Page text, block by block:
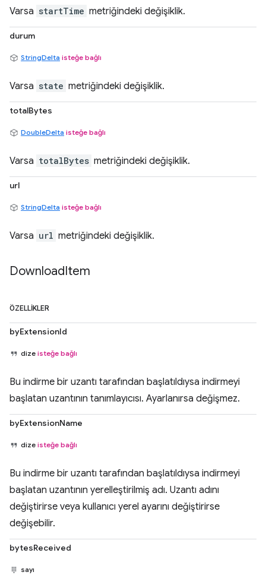
Varsa startTime metriğindeki değişiklik.
durum
StringDelta isteğe bağlı
Varsa state metriğindeki değişiklik.
totalBytes
DoubleDelta isteğe bağlı
Varsa totalBytes metriğindeki değişiklik.
url
StringDelta isteğe bağlı
Varsa url metriğindeki değişiklik.
DownloadItem
ÖZELLIKLER
byExtensionId
dize isteğe bağlı
Bu indirme bir uzantı tarafından başlatıldıysa indirmeyi
başlatan uzantının tanımlayıcısı. Ayarlanırsa değişmez.
byExtensionName
dize isteğe bağlı
Bu indirme bir uzantı tarafından başlatıldıysa indirmeyi
başlatan uzantının yerelleştirilmiş adı. Uzantı adını
değiştirirse veya kullanıcı yerel ayarını değiştirirse
değişebilir.
bytesReceived
sayı